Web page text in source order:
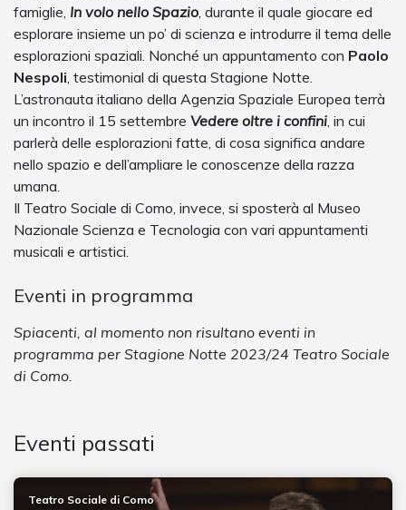
famiglie, In volo nello Spazio , durante il quale giocare ed
esplorare insieme un po’ di scienza e introdurre il tema delle
esplorazioni spaziali. Nonché un appuntamento con Paolo
Nespoli , testimonial di questa Stagione Notte.
L’astronauta italiano della Agenzia Spaziale Europea terrà
un incontro il 15 settembre Vedere oltre i confini , in cui
parlerà delle esplorazioni fatte, di cosa significa andare
nello spazio e dell’ampliare le conoscenze della razza
umana.
Il Teatro Sociale di Como, invece, si sposterà al Museo
Nazionale Scienza e Tecnologia con vari appuntamenti
musicali e artistici.
Eventi in programma
Spiacenti, al momento non risultano eventi in
programma per Stagione Notte 2023/24 Teatro Sociale
di Como.
Eventi passati
Teatro Sociale di Como